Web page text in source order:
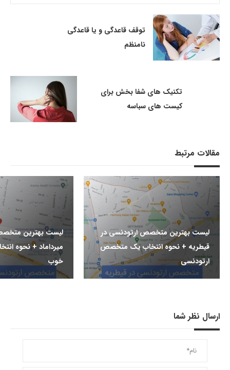
توقف قاعدگی و یا قاعدگی
نامنظم
تکنیک های شفا بخش برای
کیست های سباسه
مقالات مرتبط
لیست بهترین متخصص ارتودنسی در
قیطریه + نحوه انتخاب یک متخصص
ارتودنسی
لیست بهترین
میرداماد + نحوه
خوب
ارسال نظر شما